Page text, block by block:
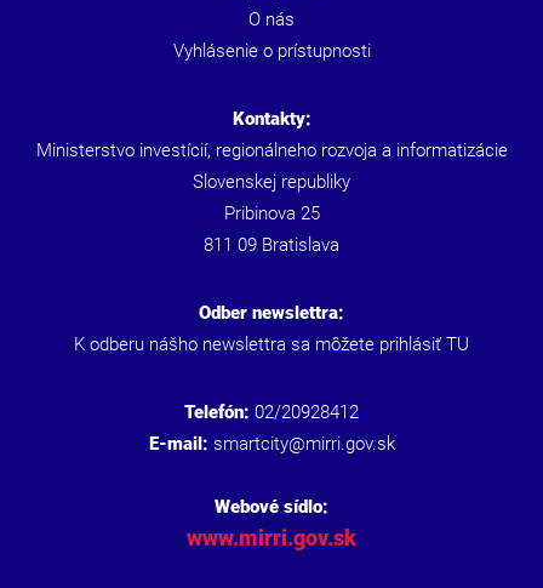
O nás
Vyhlásenie o prístupnosti
Kontakty:
Ministerstvo investícií, regionálneho rozvoja a informatizácie
Slovenskej republiky
Pribinova 25
811 09 Bratislava
Odber newslettra:
K odberu nášho newslettra sa môžete prihlásiť TU
Telefón: 02/20928412
E-mail: smartcity@mirri.gov.sk
Webové sídlo:
www.mirri.gov.sk